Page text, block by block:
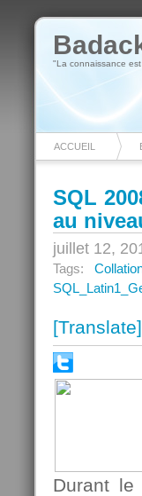
"La connaissance
ACCUEIL
SQL
au
juillet 12,
Tags:
[Translate]
Durant le